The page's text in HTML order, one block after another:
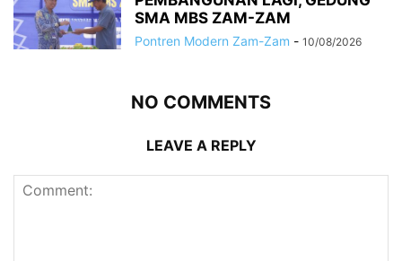
SMA MBS ZAM-ZAM
Pontren Modern Zam-Zam - 10/08/2026
NO COMMENTS
LEAVE A REPLY